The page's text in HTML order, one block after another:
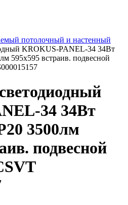
потолочный и настенный
KROKUS-PANEL-34 34Вт
595х595 встраив. подвесной
34 34Вт
3500лм
подвесной